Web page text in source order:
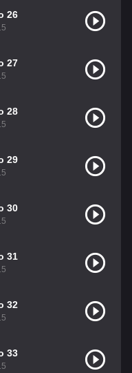
26
27
28
29
30
31
32
33